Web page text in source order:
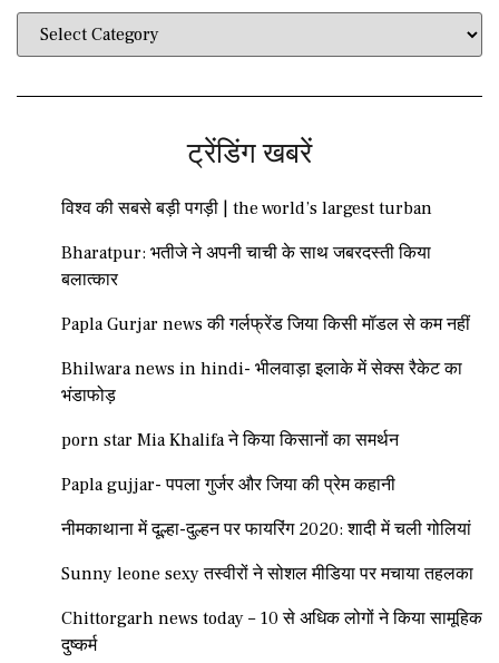
ट्रेंडिंग खबरें
विश्व की सबसे बड़ी पगड़ी | the world’s largest turban
Bharatpur: भतीजे ने अपनी चाची के साथ जबरदस्ती किया
बलात्कार
Papla Gurjar news की गर्लफ्रेंड जिया किसी मॉडल से कम नहीं
Bhilwara news in hindi- भीलवाड़ा इलाके में सेक्स रैकेट का
भंडाफोड़
porn star Mia Khalifa ने किया किसानों का समर्थन
Papla gujjar- पपला गुर्जर और जिया की प्रेम कहानी
नीमकाथाना में दूल्हा-दुल्हन पर फायरिंग 2020: शादी में चली गोलियां
Sunny leone sexy तस्वीरों ने सोशल मीडिया पर मचाया तहलका
Chittorgarh news today – 10 से अधिक लोगों ने किया सामूहिक
दुष्कर्म